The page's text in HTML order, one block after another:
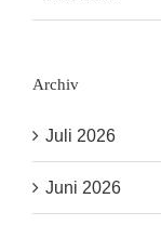
Archiv
Juli 2026
Juni 2026